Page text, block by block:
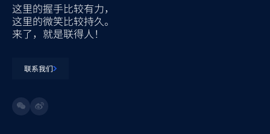
这里的握手比较有力，
这里的微笑比较持久。
来了，就是联得人！
联系我们